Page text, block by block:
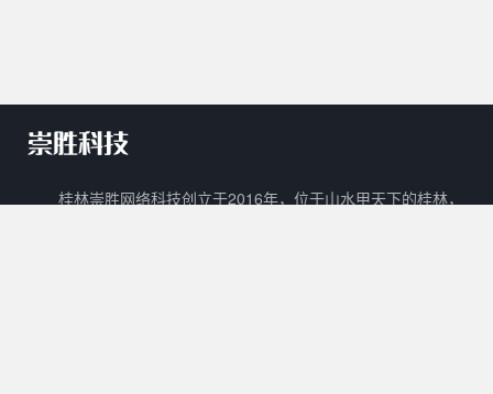
桂林崇胜网络科技创立于2016年，位于山水甲天下的桂林，